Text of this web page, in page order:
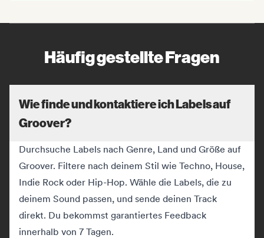
Häufig gestellte Fragen
Wie finde und kontaktiere ich Labels auf
Groover?
Durchsuche Labels nach Genre, Land und Größe auf
Groover. Filtere nach deinem Stil wie Techno, House,
Indie Rock oder Hip-Hop. Wähle die Labels, die zu
deinem Sound passen, und sende deinen Track
direkt. Du bekommst garantiertes Feedback
innerhalb von 7 Tagen.